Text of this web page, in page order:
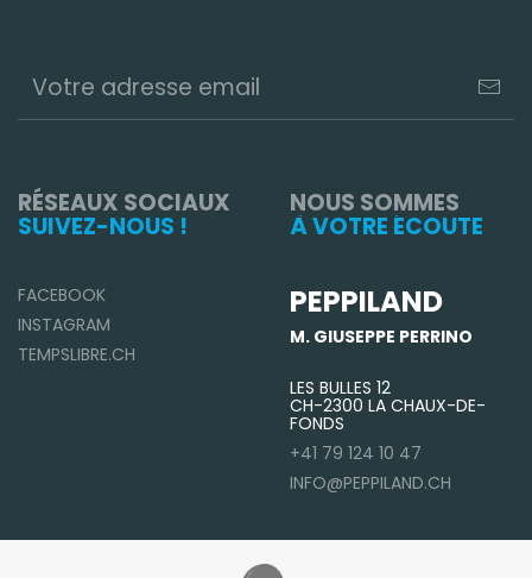
RÉSEAUX SOCIAUX
SUIVEZ-NOUS !
FACEBOOK
INSTAGRAM
TEMPSLIBRE.CH
NOUS SOMMES
À VOTRE ÉCOUTE
PEPPILAND
M. GIUSEPPE PERRINO
LES BULLES 12
CH-2300 LA CHAUX-DE-
FONDS
+41 79 124 10 47
INFO@PEPPILAND.CH